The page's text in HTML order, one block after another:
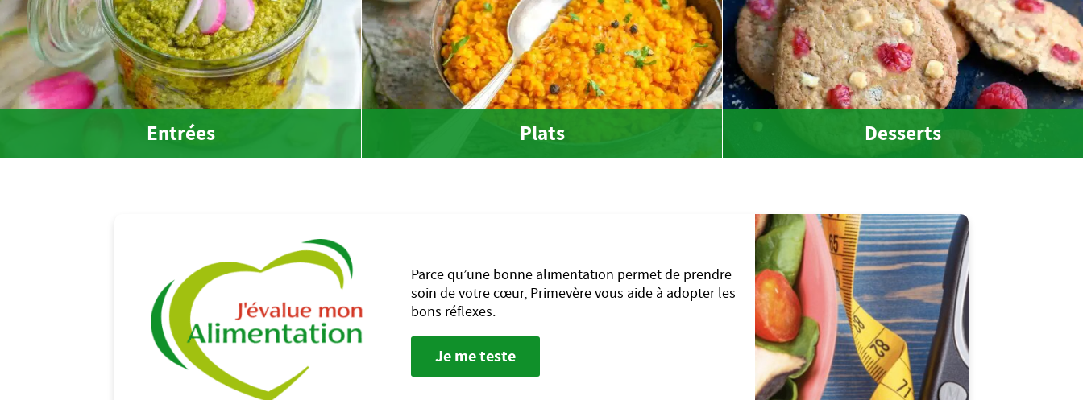
Entrées Plats Desserts
Parce qu’une bonne alimentation permet de prendre
soin de votre cœur, Primevère vous aide à adopter les
bons réflexes.
Je me teste